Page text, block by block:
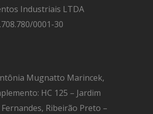
Industriais LTDA
0001-30
Mugnatto Marincek,
HC 125 – Jardim
Ribeirão Preto –